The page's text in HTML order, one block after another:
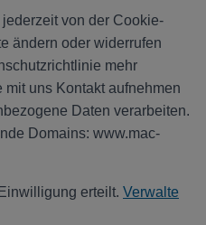
von der Cookie-
ändern oder widerrufen
mehr
uns Kontakt aufnehmen
Daten verarbeiten.
Domains: www.mac-
erteilt. Verwalte